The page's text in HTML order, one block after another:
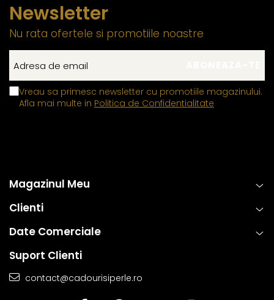
Newsletter
Nu rata ofertele si promotiile noastre
Vreau sa primesc newsletter cu promotiile magazinului.
Afla mai multe in Politica de Confidentialitate
Magazinul Meu
Clienti
Date Comerciale
Suport Clienti
contact@cadourisiperle.ro